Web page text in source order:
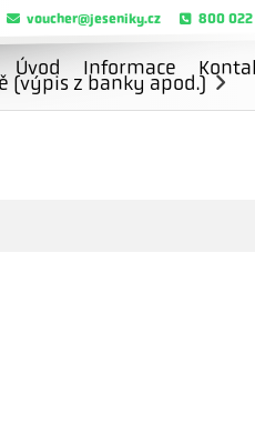
voucher@jeseniky.cz 800
Úvod Informace
(výpis z banky apod.)